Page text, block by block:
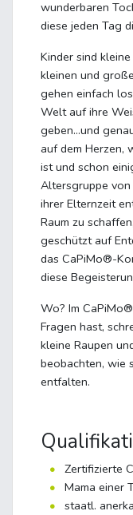
wunderbaren
diese jeden Tag
Kinder sind
kleinen und
gehen einfach
Welt auf ihre
geben…und
auf dem Herzen,
ist und schon
Altersgruppe
ihrer Elternzeit
Raum zu
geschützt auf
das CaPiMo®-
diese
Wo? Im
Fragen hast,
kleine Raupen
beobachten, wie
entfalten.
Zertifizierte
Mama einer
staatl.